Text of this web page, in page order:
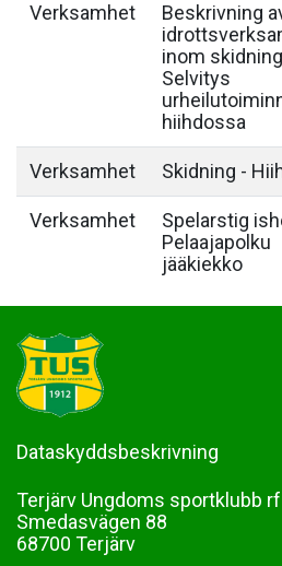
Verksamhet
Beskrivning
inom skidning
Selvitys
hiihdossa
Verksamhet Skidning -
Verksamhet
Spelarstig
Pelaajapolku
jääkiekko
Dataskyddsbeskrivning
Terjärv Ungdoms sportklubb rf
Smedasvägen 88
68700 Terjärv